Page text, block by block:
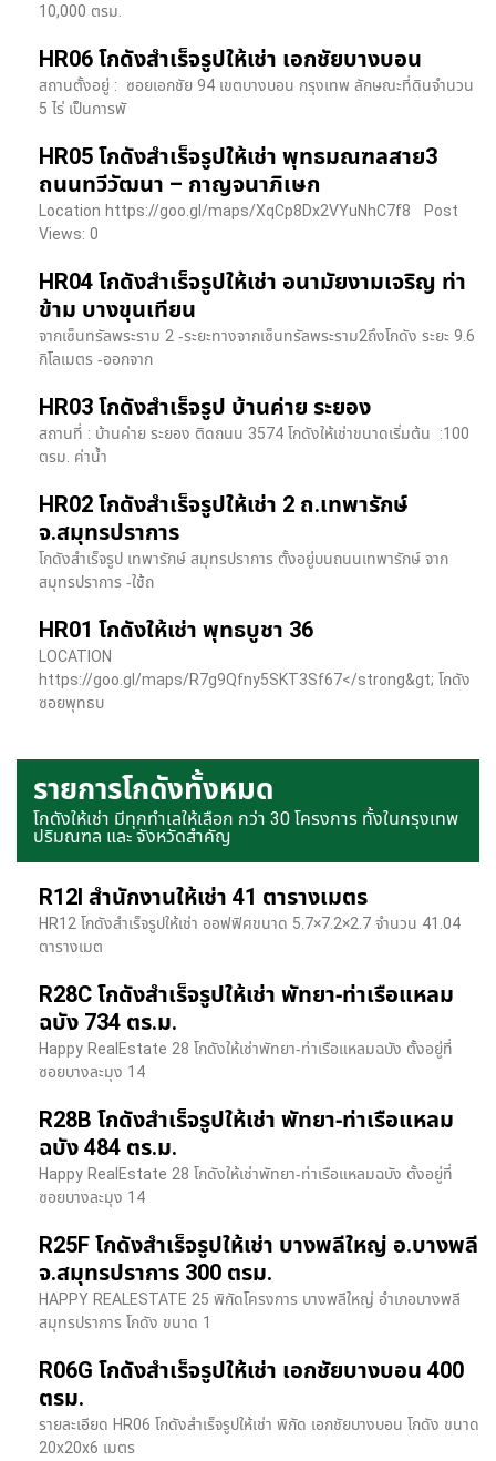
10,000 ตรม.
HR06 โกดังสำเร็จรูปให้เช่า เอกชัยบางบอน
สถานตั้งอยู่ : ซอยเอกชัย 94 เขตบางบอน กรุงเทพ ลักษณะที่ดินจำนวน
5 ไร่ เป็นการพั
HR05 โกดังสำเร็จรูปให้เช่า พุทธมณฑลสาย3
ถนนทวีวัฒนา – กาญจนาภิเษก
Location https://goo.gl/maps/XqCp8Dx2VYuNhC7f8 Post
Views: 0
HR04 โกดังสำเร็จรูปให้เช่า อนามัยงามเจริญ ท่า
ข้าม บางขุนเทียน
จากเซ็นทรัลพระราม 2 -ระยะทางจากเซ็นทรัลพระราม2ถึงโกดัง ระยะ 9.6
กิโลเมตร -ออกจาก
HR03 โกดังสำเร็จรูป บ้านค่าย ระยอง
สถานที่ : บ้านค่าย ระยอง ติดถนน 3574 โกดังให้เช่าขนาดเริ่มต้น :100
ตรม. ค่าน้ำ
HR02 โกดังสำเร็จรูปให้เช่า 2 ถ.เทพารักษ์
จ.สมุทรปราการ
โกดังสำเร็จรูป เทพารักษ์ สมุทรปราการ ตั้งอยู่บนถนนเทพารักษ์ จาก
สมุทรปราการ -ใช้ถ
HR01 โกดังให้เช่า พุทธบูชา 36
LOCATION
https://goo.gl/maps/R7g9Qfny5SKT3Sf67</strong&gt; โกดัง
ซอยพุทธบ
รายการโกดังทั้งหมด
โกดังให้เช่า มีทุกทำเลให้เลือก กว่า 30 โครงการ ทั้งในกรุงเทพ
ปริมณฑล และ จังหวัดสำคัญ
R12I สำนักงานให้เช่า 41 ตารางเมตร
HR12 โกดังสำเร็จรูปให้เช่า ออฟฟิศขนาด 5.7×7.2×2.7 จำนวน 41.04
ตารางเมต
R28C โกดังสำเร็จรูปให้เช่า พัทยา-ท่าเรือแหลม
ฉบัง 734 ตร.ม.
Happy RealEstate 28 โกดังให้เช่าพัทยา-ท่าเรือแหลมฉบัง ตั้งอยู่ที่
ซอยบางละมุง 14
R28B โกดังสำเร็จรูปให้เช่า พัทยา-ท่าเรือแหลม
ฉบัง 484 ตร.ม.
Happy RealEstate 28 โกดังให้เช่าพัทยา-ท่าเรือแหลมฉบัง ตั้งอยู่ที่
ซอยบางละมุง 14
R25F โกดังสำเร็จรูปให้เช่า บางพลีใหญ่ อ.บางพลี
จ.สมุทรปราการ 300 ตรม.
HAPPY REALESTATE 25 พิกัดโครงการ บางพลีใหญ่ อำเภอบางพลี
สมุทรปราการ โกดัง ขนาด 1
R06G โกดังสำเร็จรูปให้เช่า เอกชัยบางบอน 400
ตรม.
รายละเอียด HR06 โกดังสำเร็จรูปให้เช่า พิกัด เอกชัยบางบอน โกดัง ขนาด
20x20x6 เมตร